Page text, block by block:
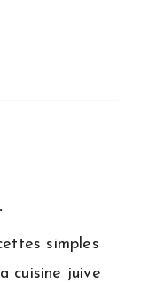
simples
cuisine juive